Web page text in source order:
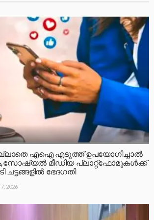
എഐ എടുത്ത് ഉപയോഗിച്ചാല്‍
മീഡിയ പ്ലാറ്റ്‌ഫോമുകള്‍ക്ക്
ഭേദഗതി
2026